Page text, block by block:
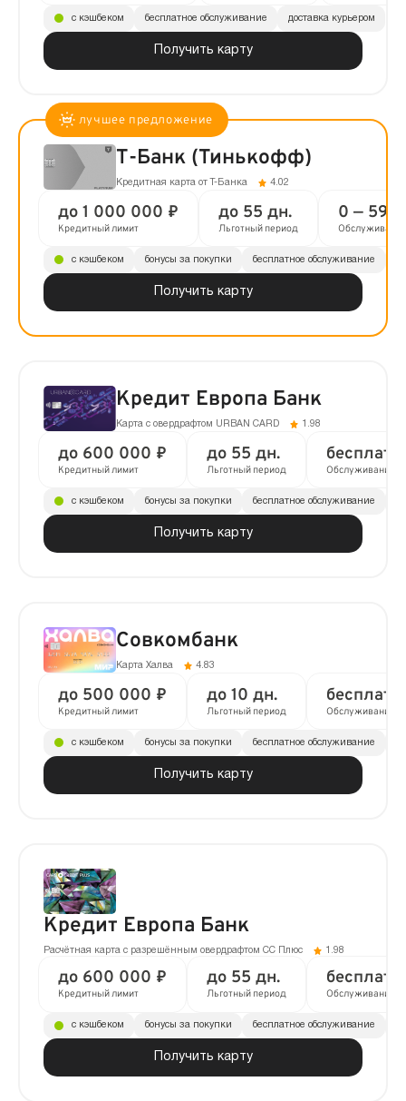
Получить карту
с кэшбеком бесплатное обслуживание доставка курьером
Т-Банк (Тинькофф)
Кредитная карта от Т-Банка 4.02
до 1 000 000 ₽
Кредитный лимит
до 55 дн.
Льготный период
0 — 590
Обслуживание
Получить карту
с кэшбеком бонусы за покупки бесплатное обслуживание
Кредит Европа Банк
Карта с овердрафтом URBAN CARD 1.98
до 600 000 ₽
Кредитный лимит
до 55 дн.
Льготный период Обслуживание
Получить карту
с кэшбеком бонусы за покупки бесплатное обслуживание
Совкомбанк
Карта Халва 4.83
до 500 000 ₽
Кредитный лимит
до 10 дн.
Льготный период Обслуживание
Получить карту
с кэшбеком бонусы за покупки бесплатное обслуживание
Кредит Европа Банк
Расчётная карта с разрешённым овердрафтом CC Плюс 1.98
до 600 000 ₽
Кредитный лимит
до 55 дн.
Льготный период Обслуживание
Получить карту
с кэшбеком бонусы за покупки бесплатное обслуживание